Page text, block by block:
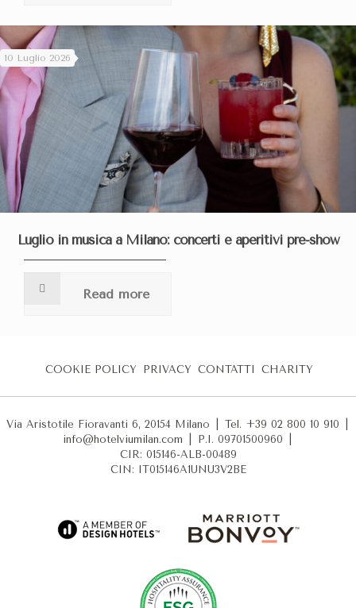
10 Luglio 2026
Luglio in musica a Milano: concerti e aperitivi pre-show
Read more
COOKIE POLICY PRIVACY CONTATTI CHARITY
Via Aristotile Fioravanti 6, 20154 Milano Tel. +39 02 800 10 910
info@hotelviumilan.com
P.I. 09701500960
CIR: 015146-ALB-00489
CIN: IT015146A1UNU3V2BE